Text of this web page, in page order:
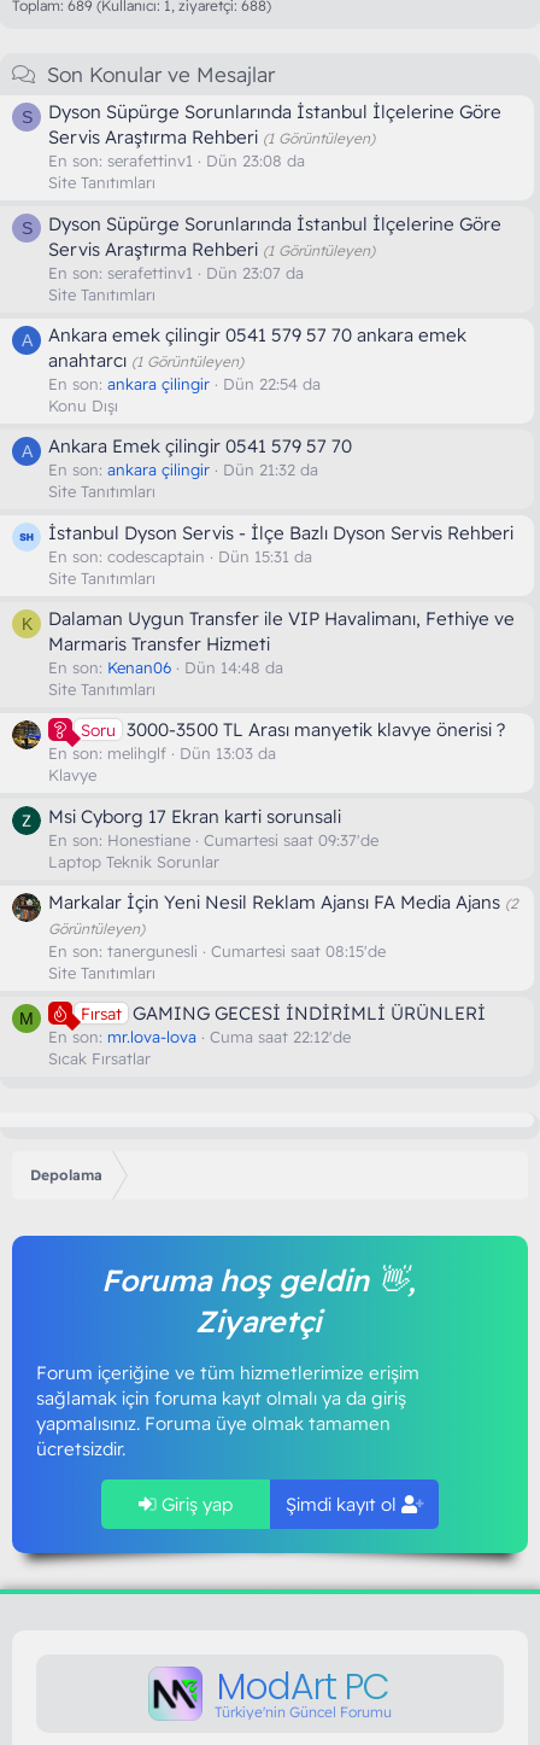
Toplam: 689 (Kullanıcı: 1, ziyaretçi: 688)
Son Konular ve Mesajlar
S
Dyson Süpürge Sorunlarında İstanbul İlçelerine Göre
Servis Araştırma Rehberi (1 Görüntüleyen)
En son: serafettinv1
Dün 23:08 da
Site Tanıtımları
S
Dyson Süpürge Sorunlarında İstanbul İlçelerine Göre
Servis Araştırma Rehberi (1 Görüntüleyen)
En son: serafettinv1
Dün 23:07 da
Site Tanıtımları
A
Ankara emek çilingir 0541 579 57 70 ankara emek
anahtarcı (1 Görüntüleyen)
En son: ankara çilingir
Dün 22:54 da
Konu Dışı
A Ankara Emek çilingir 0541 579 57 70
En son: ankara çilingir
Dün 21:32 da
Site Tanıtımları
İstanbul Dyson Servis - İlçe Bazlı Dyson Servis Rehberi
En son: codescaptain
Dün 15:31 da
Site Tanıtımları
K
Dalaman Uygun Transfer ile VIP Havalimanı, Fethiye ve
Marmaris Transfer Hizmeti
En son: Kenan06
Dün 14:48 da
Site Tanıtımları
Soru 3000-3500 TL Arası manyetik klavye önerisi ?
En son: melihglf
Dün 13:03 da
Klavye
Msi Cyborg 17 Ekran karti sorunsali
En son: Honestiane
Cumartesi saat 09:37'de
Laptop Teknik Sorunlar
Markalar İçin Yeni Nesil Reklam Ajansı FA Media Ajans (2
Görüntüleyen)
En son: tanergunesli
Cumartesi saat 08:15'de
Site Tanıtımları
M Fırsat GAMING GECESİ İNDİRİMLİ ÜRÜNLERİ
En son: mr.lova-lova
Cuma saat 22:12'de
Sıcak Fırsatlar
Depolama
Foruma hoş geldin 👋,
Ziyaretçi
Forum içeriğine ve tüm hizmetlerimize erişim
sağlamak için foruma kayıt olmalı ya da giriş
yapmalısınız. Foruma üye olmak tamamen
ücretsizdir.
Giriş yap Şimdi kayıt ol
ModArt PC
Türkiye'nin Güncel Forumu